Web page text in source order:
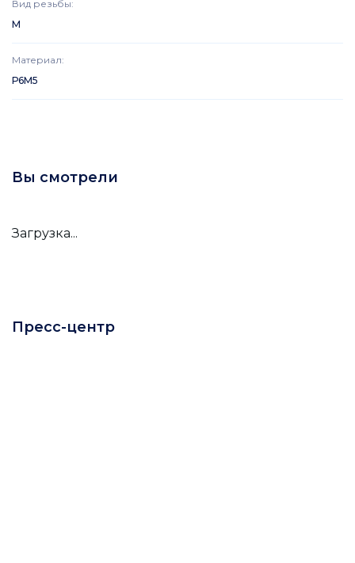
Вид резьбы:
M
Материал:
Р6М5
Вы смотрели
Загрузка...
Пресс-центр